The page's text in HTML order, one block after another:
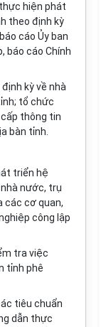
hiện phát
theo định kỳ
cáo Ủy ban
báo cáo Chính
kỳ về nhà
tổ chức
thông tin
bàn tỉnh.
triển hệ
nước, trụ
các cơ quan,
công lập
tra việc
tỉnh phê
tiêu chuẩn
dẫn thực